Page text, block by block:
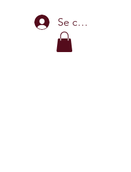
Se connecter